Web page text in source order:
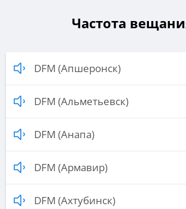
Частота
DFM (Апшеронск)
DFM (Альметьевск)
DFM (Анапа)
DFM (Армавир)
DFM (Ахтубинск)